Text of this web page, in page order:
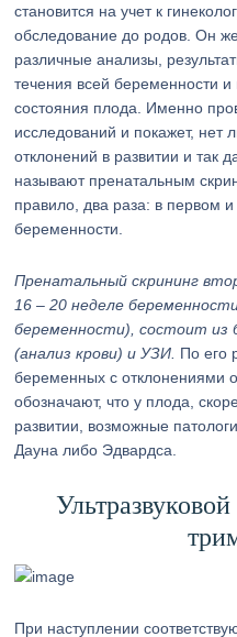
становится на учет к
обследование до родов. Он
различные анализы,
течения всей беременности
состояния плода. Именно
исследований и покажет, нет
отклонений в развитии и так
называют пренатальным
правило, два раза: в первом
беременности.
Пренатальный скрининг
16 – 20 неделе
беременности), состоит из
(анализ крови) и УЗИ. По его
беременных с отклонениями
обозначают, что у плода,
развитии, возможные
Дауна либо Эдвардса.
При наступлении